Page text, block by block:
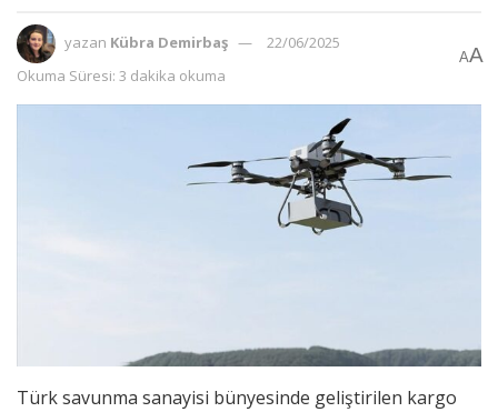
yazan Kübra Demirbaş
22/06/2025
Okuma Süresi: 3 dakika okuma
AA
Türk savunma sanayisi bünyesinde geliştirilen kargo